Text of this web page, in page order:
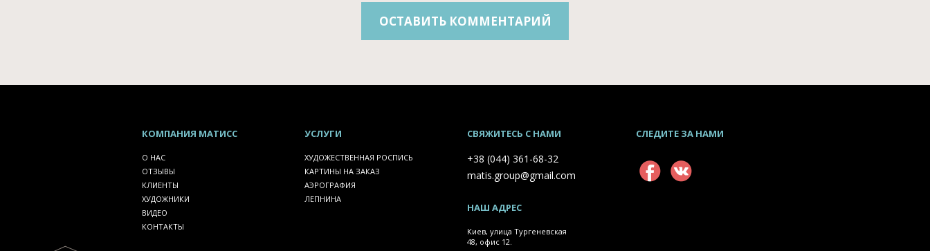
ОСТАВИТЬ КОММЕНТАРИЙ
КОМПАНИЯ МАТИСС
О НАС
ОТЗЫВЫ
КЛИЕНТЫ
ХУДОЖНИКИ
ВИДЕО
КОНТАКТЫ
УСЛУГИ
ХУДОЖЕСТВЕННАЯ РОСПИСЬ
КАРТИНЫ НА ЗАКАЗ
АЭРОГРАФИЯ
ЛЕПНИНА
СВЯЖИТЕСЬ С НАМИ
+38 (044) 361-68-32
matis.group@gmail.com
НАШ АДРЕС
Киев, улица Тургеневская
48, офис 12.
СЛЕДИТЕ ЗА НАМИ